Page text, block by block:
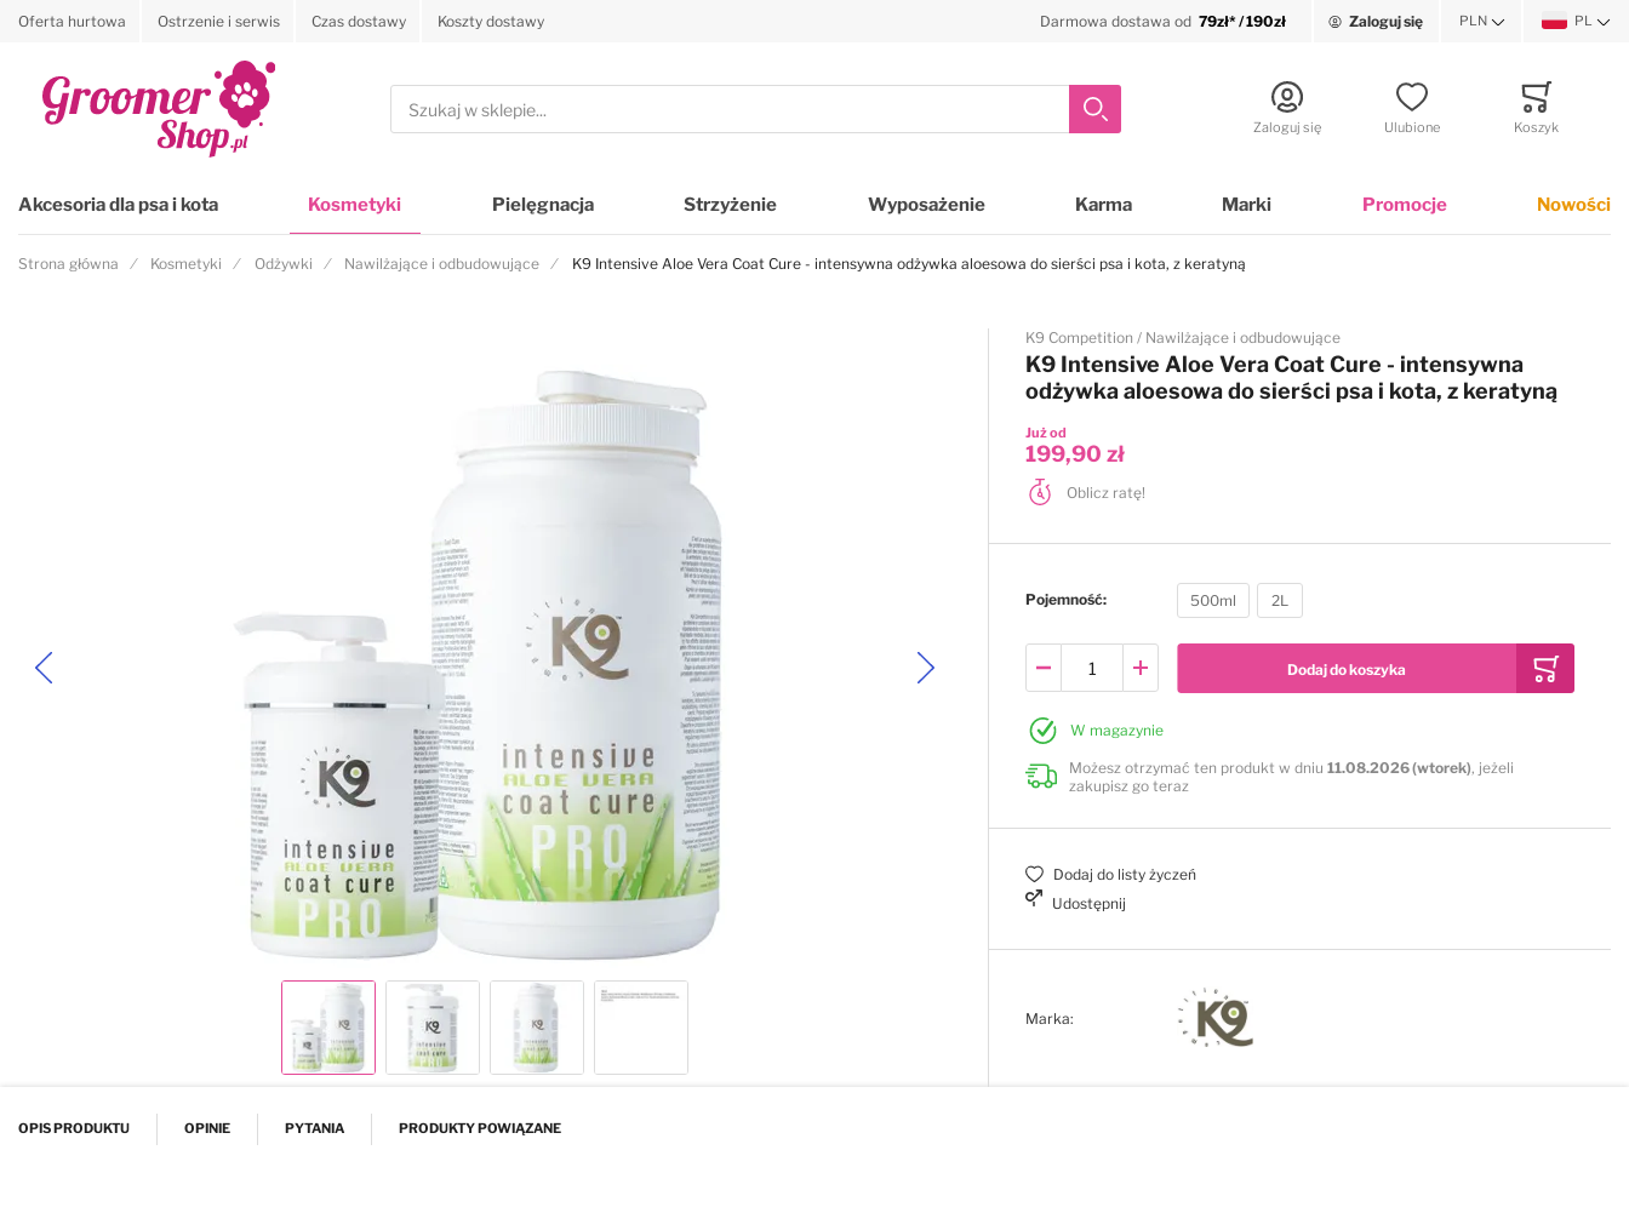
Oferta hurtowa Ostrzenie i serwis Czas dostawy Koszty dostawy Darmowa dostawa od 79zł* / 190zł Zaloguj sięWalutaPLN PL
Szukaj
Szukaj Zaloguj się Ulubione Koszyk
Akcesoria dla psa i kota Kosmetyki Pielęgnacja Strzyżenie Wyposażenie Karma Marki Promocje Nowości
Strona główna Kosmetyki Odżywki Nawilżające i odbudowujące K9 Intensive Aloe Vera Coat Cure - intensywna odżywka aloesowa do sierści psa i kota, z keratyną
K9 Competition Nawilżające i odbudowujące
K9 Intensive Aloe Vera Coat Cure - intensywna
odżywka aloesowa do sierści psa i kota, z keratyną
Już od
199,90 zł
Oblicz ratę!
Pojemność 500ml 2L
Dodaj do koszyka
W magazynie
Możesz otrzymać ten produkt w dniu11.08.2026 (wtorek), jeżeli
zakupisz go teraz
Dodaj do listy życzeń
Udostępnij
Marka:
OPIS PRODUKTU OPINIE PYTANIA PRODUKTY POWIĄZANE